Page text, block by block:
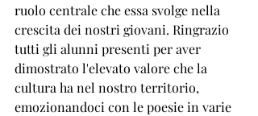
ruolo centrale che essa svolge nella
crescita dei nostri giovani. Ringrazio
tutti gli alunni presenti per aver
dimostrato l'elevato valore che la
cultura ha nel nostro territorio,
emozionandoci con le poesie in varie